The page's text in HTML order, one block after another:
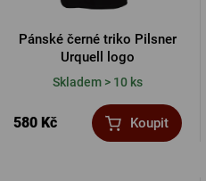
Pánské černé triko Pilsner
Urquell logo
Skladem > 10 ks
580 Kč Koupit